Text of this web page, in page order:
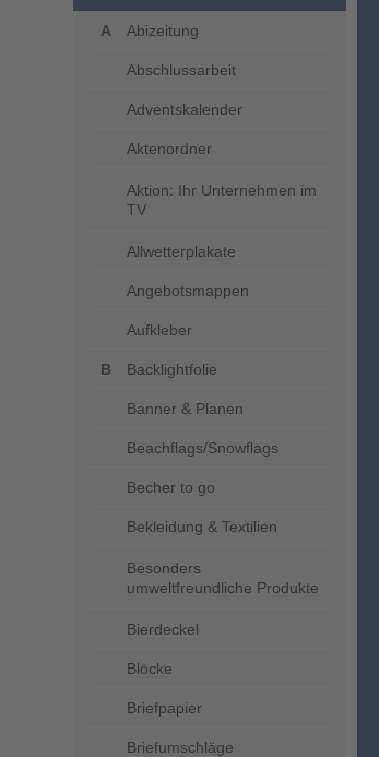
Abizeitung
Abschlussarbeit
Adventskalender
Aktenordner
Aktion: Ihr Unternehmen im
TV
Allwetterplakate
Angebotsmappen
Aufkleber
Backlightfolie
Banner & Planen
Beachflags/Snowflags
Becher to go
Bekleidung & Textilien
Besonders
umweltfreundliche Produkte
Bierdeckel
Blöcke
Briefpapier
Briefumschläge